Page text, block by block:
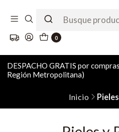
0
DESPACHO GRATIS por
Región Metropolitana)
Inicio